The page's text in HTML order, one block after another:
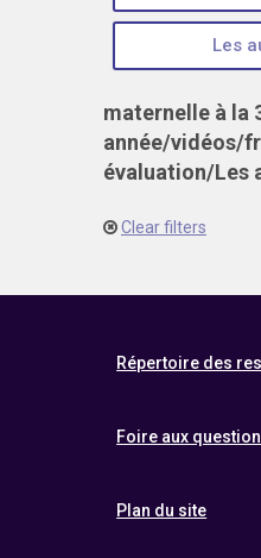
Les
maternelle à la
année/vidéos/
évaluation/Les
Clear filters
Répertoire des
Foire aux
Plan du site